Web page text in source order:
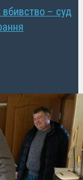
вбивство – суд